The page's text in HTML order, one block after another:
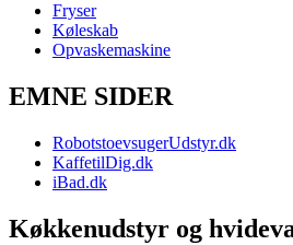
Fryser
Køleskab
Opvaskemaskine
EMNE SIDER
RobotstoevsugerUdstyr.dk
KaffetilDig.dk
iBad.dk
Køkkenudstyr og